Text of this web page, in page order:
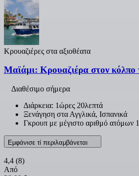
Κρουαζιέρες στα αξιοθέατα
Μαϊάμι: Κρουαζιέρα στον κόλπο
Διαθέσιμο σήμερα
Διάρκεια: 1ώρες 20λεπτά
Ξενάγηση στα Αγγλικά, Ισπανικά
Γκρουπ με μέγιστο αριθμό ατόμων
Εμφάνισε τί περιλαμβάνεται
4,4 (8)
Από